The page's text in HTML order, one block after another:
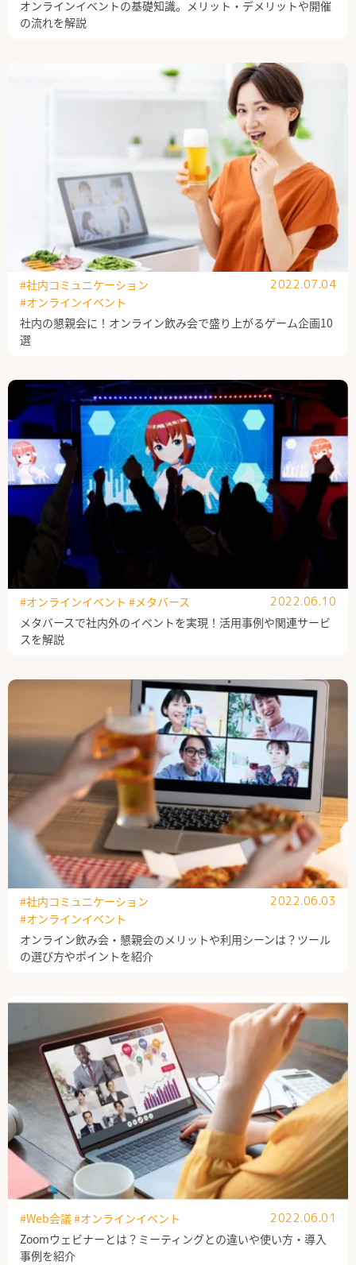
オンラインイベントの基礎知識。メリット・デメリットや開催
の流れを解説
社内の懇親会に！オンライン飲み会で盛り上がるゲーム企画10
選
#社内コミュニケーション
#オンラインイベント
2022.07.04
メタバースで社内外のイベントを実現！活用事例や関連サービ
スを解説
#オンラインイベント #メタバース 2022.06.10
オンライン飲み会・懇親会のメリットや利用シーンは？ツール
の選び方やポイントを紹介
#社内コミュニケーション
#オンラインイベント
2022.06.03
Zoomウェビナーとは？ミーティングとの違いや使い方・導入
事例を紹介
#Web会議#オンラインイベント 2022.06.01